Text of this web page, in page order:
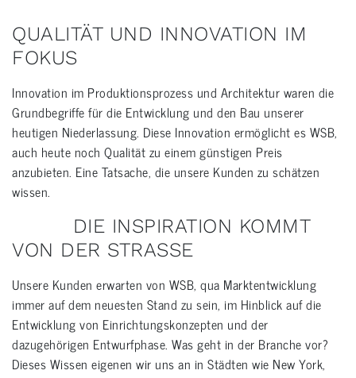
QUALITÄT UND INNOVATION IM
FOKUS
Innovation im Produktionsprozess und Architektur waren die
Grundbegriffe für die Entwicklung und den Bau unserer
heutigen Niederlassung. Diese Innovation ermöglicht es WSB,
auch heute noch Qualität zu einem günstigen Preis
anzubieten. Eine Tatsache, die unsere Kunden zu schätzen
wissen.
DIE INSPIRATION KOMMT
VON DER STRASSE
Unsere Kunden erwarten von WSB, qua Marktentwicklung
immer auf dem neuesten Stand zu sein, im Hinblick auf die
Entwicklung von Einrichtungskonzepten und der
dazugehörigen Entwurfphase. Was geht in der Branche vor?
Dieses Wissen eigenen wir uns an in Städten wie New York,